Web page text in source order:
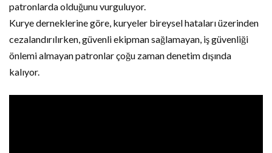
patronlarda olduğunu vurguluyor.
Kurye derneklerine göre, kuryeler bireysel hataları üzerinden
cezalandırılırken, güvenli ekipman sağlamayan, iş güvenliği
önlemi almayan patronlar çoğu zaman denetim dışında
kalıyor.